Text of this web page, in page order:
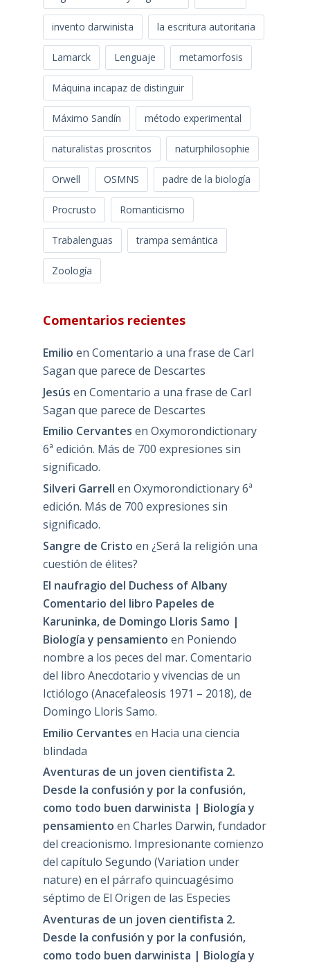
invento darwinista la escritura autoritaria
Lamarck Lenguaje metamorfosis
Máquina incapaz de distinguir
Máximo Sandín método experimental
naturalistas proscritos naturphilosophie
Orwell OSMNS padre de la biología
Procrusto Romanticismo
Trabalenguas trampa semántica
Zoología
Comentarios recientes
Emilio en Comentario a una frase de Carl
Sagan que parece de Descartes
Jesús en Comentario a una frase de Carl
Sagan que parece de Descartes
Emilio Cervantes en Oxymorondictionary
6ª edición. Más de 700 expresiones sin
significado.
Silveri Garrell en Oxymorondictionary 6ª
edición. Más de 700 expresiones sin
significado.
Sangre de Cristo en ¿Será la religión una
cuestión de élites?
El naufragio del Duchess of Albany
Comentario del libro Papeles de
Karuninka, de Domingo Lloris Samo |
Biología y pensamiento en Poniendo
nombre a los peces del mar. Comentario
del libro Anecdotario y vivencias de un
Ictiólogo (Anacefaleosis 1971 – 2018), de
Domingo Lloris Samo.
Emilio Cervantes en Hacia una ciencia
blindada
Aventuras de un joven cientifista 2.
Desde la confusión y por la confusión,
como todo buen darwinista | Biología y
pensamiento en Charles Darwin, fundador
del creacionismo. Impresionante comienzo
del capítulo Segundo (Variation under
nature) en el párrafo quincuagésimo
séptimo de El Origen de las Especies
Aventuras de un joven cientifista 2.
Desde la confusión y por la confusión,
como todo buen darwinista | Biología y